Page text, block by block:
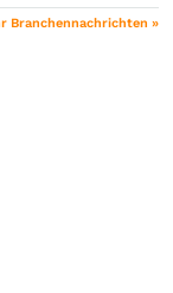
Branchennachrichten »